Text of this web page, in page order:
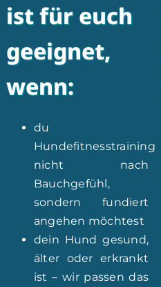
ist für euch
geeignet,
wenn:
du
Hundefitnesstraining
nicht nach
Bauchgefühl,
sondern fundiert
angehen möchtest
dein Hund gesund,
älter oder erkrankt
ist – wir passen das